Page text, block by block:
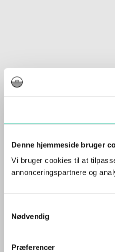
Denne hjemmeside bruger
Vi bruger cookies til at
annonceringspartnere og
Nødvendig
Præferencer